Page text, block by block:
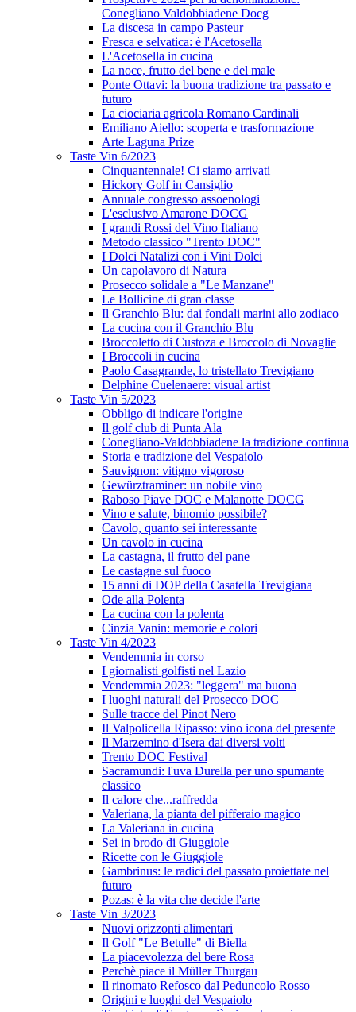
Conegliano Valdobbiadene Docg
La discesa in campo Pasteur
Fresca e selvatica: è l'Acetosella
L'Acetosella in cucina
La noce, frutto del bene e del male
Ponte Ottavi: la buona tradizione tra passato e
futuro
La ciociaria agricola Romano Cardinali
Emiliano Aiello: scoperta e trasformazione
Arte Laguna Prize
Taste Vin 6/2023
Cinquantennale! Ci siamo arrivati
Hickory Golf in Cansiglio
Annuale congresso assoenologi
L'esclusivo Amarone DOCG
I grandi Rossi del Vino Italiano
Metodo classico "Trento DOC"
I Dolci Natalizi con i Vini Dolci
Un capolavoro di Natura
Prosecco solidale a "Le Manzane"
Le Bollicine di gran classe
Il Granchio Blu: dai fondali marini allo zodiaco
La cucina con il Granchio Blu
Broccoletto di Custoza e Broccolo di Novaglie
I Broccoli in cucina
Paolo Casagrande, lo tristellato Trevigiano
Delphine Cuelenaere: visual artist
Taste Vin 5/2023
Obbligo di indicare l'origine
Il golf club di Punta Ala
Conegliano-Valdobbiadene la tradizione continua
Storia e tradizione del Vespaiolo
Sauvignon: vitigno vigoroso
Gewürztraminer: un nobile vino
Raboso Piave DOC e Malanotte DOCG
Vino e salute, binomio possibile?
Cavolo, quanto sei interessante
Un cavolo in cucina
La castagna, il frutto del pane
Le castagne sul fuoco
15 anni di DOP della Casatella Trevigiana
Ode alla Polenta
La cucina con la polenta
Cinzia Vanin: memorie e colori
Taste Vin 4/2023
Vendemmia in corso
I giornalisti golfisti nel Lazio
Vendemmia 2023: "leggera" ma buona
I luoghi naturali del Prosecco DOC
Sulle tracce del Pinot Nero
Il Valpolicella Ripasso: vino icona del presente
Il Marzemino d'Isera dai diversi volti
Trento DOC Festival
Sacramundi: l'uva Durella per uno spumante
classico
Il calore che...raffredda
Valeriana, la pianta del pifferaio magico
La Valeriana in cucina
Sei in brodo di Giuggiole
Ricette con le Giuggiole
Gambrinus: le radici del passato proiettate nel
futuro
Pozas: è la vita che decide l'arte
Taste Vin 3/2023
Nuovi orizzonti alimentari
Il Golf "Le Betulle" di Biella
La piacevolezza del bere Rosa
Perchè piace il Müller Thurgau
Il rinomato Refosco dal Peduncolo Rosso
Origini e luoghi del Vespaiolo